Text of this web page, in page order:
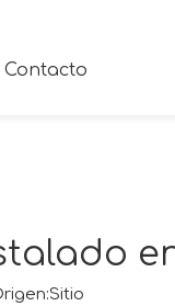
Contacto
Sitio